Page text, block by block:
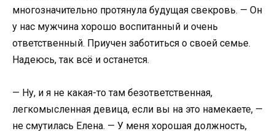
многозначительно протянула будущая свекровь. — Он
у нас мужчина хорошо воспитанный и очень
ответственный. Приучен заботиться о своей семье.
Надеюсь, так всё и останется.
— Ну, и я не какая-то там безответственная,
легкомысленная девица, если вы на это намекаете, —
не смутилась Елена. — У меня хорошая должность,